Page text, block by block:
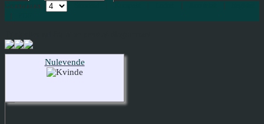
Generationer:
Nulevende